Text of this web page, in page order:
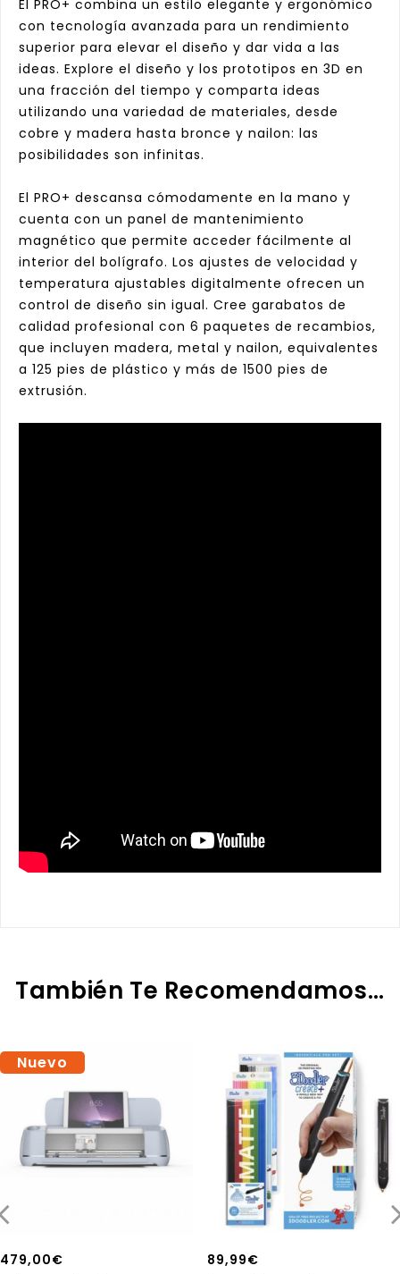
El PRO+ combina un estilo elegante y ergonómico
con tecnología avanzada para un rendimiento
superior para elevar el diseño y dar vida a las
ideas. Explore el diseño y los prototipos en 3D en
una fracción del tiempo y comparta ideas
utilizando una variedad de materiales, desde
cobre y madera hasta bronce y nailon: las
posibilidades son infinitas.
El PRO+ descansa cómodamente en la mano y
cuenta con un panel de mantenimiento
magnético que permite acceder fácilmente al
interior del bolígrafo. Los ajustes de velocidad y
temperatura ajustables digitalmente ofrecen un
control de diseño sin igual. Cree garabatos de
calidad profesional con 6 paquetes de recambios,
que incluyen madera, metal y nailon, equivalentes
a 125 pies de plástico y más de 1500 pies de
extrusión.
También Te Recomendamos…
Nuevo
479,00€
89,99€